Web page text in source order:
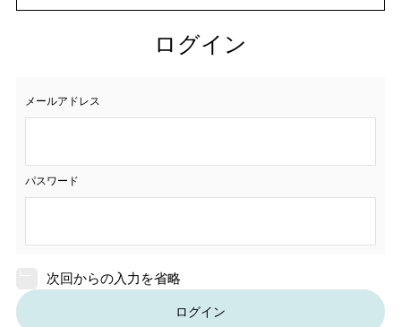
ログイン
メールアドレス
パスワード
次回からの入力を省略
ログイン